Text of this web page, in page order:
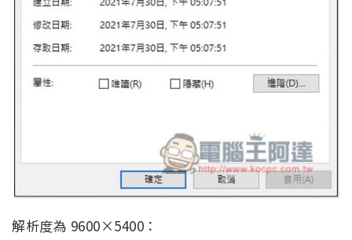
解析度為 9600×5400：